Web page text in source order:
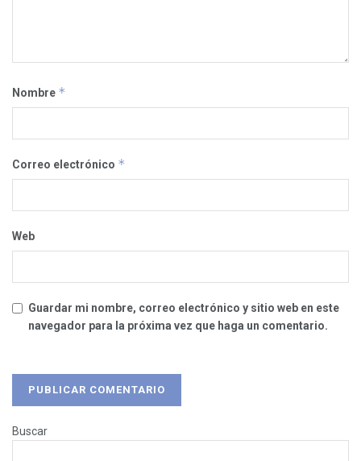
Nombre *
Correo electrónico *
Web
Guardar mi nombre, correo electrónico y sitio web en este
navegador para la próxima vez que haga un comentario.
Buscar